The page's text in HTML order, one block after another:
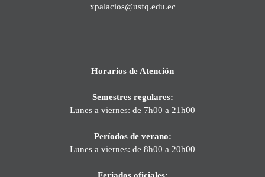
xpalacios@usfq.edu.ec
Horarios de Atención
Semestres regulares:
Lunes a viernes: de 7h00 a 21h00
Períodos de verano:
Lunes a viernes: de 8h00 a 20h00
Feriados oficiales: